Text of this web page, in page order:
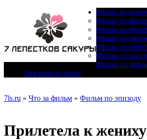
Фразы из
Фразы из
Фразы из
Фразы из
Фразы из
Фразы из
Фразы из
Эпизоды из кино
7ls.ru » Что за фильм » Фильм по эпизоду
Прилетела к